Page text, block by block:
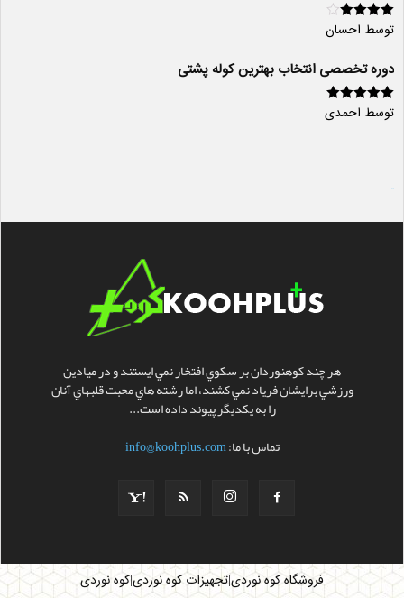
امتیاز 4از
توسط احسان
دوره تخصصی انتخاب بهترین کوله پشتی
امتیاز 5از 5
توسط احمدی
هر چند کوهنوردان بر سکوي افتخار نمي ايستند و در ميادين
ورزشي برايشان فرياد نمي کشند، اما رشته هاي محبت قلبهاي آنان
را به يکديگر پيوند داده است...
تماس با ما:info@koohplus.com
فروشگاه کوه نوردی|تجهیزات کوه نوردی|کوه نوردی